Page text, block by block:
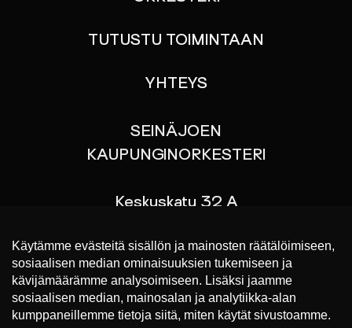
TUTUSTU TOIMINTAAN
YHTEYS
SEINÄJOEN
KAUPUNGINORKESTERI
Keskuskatu 32 A
p. 044 767 9070
Liput konsertteihin
https://www.lippu.fi/